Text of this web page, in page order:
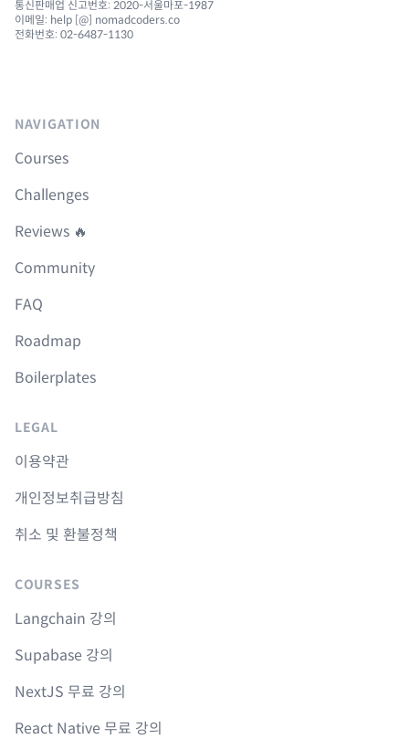
통신판매업 신고번호: 2020-서울마포-1987
이메일: help [@] nomadcoders.co
전화번호: 02-6487-1130
NAVIGATION
Courses
Challenges
Reviews 🔥
Community
FAQ
Roadmap
Boilerplates
LEGAL
이용약관
개인정보취급방침
취소 및 환불정책
COURSES
Langchain 강의
Supabase 강의
NextJS 무료 강의
React Native 무료 강의